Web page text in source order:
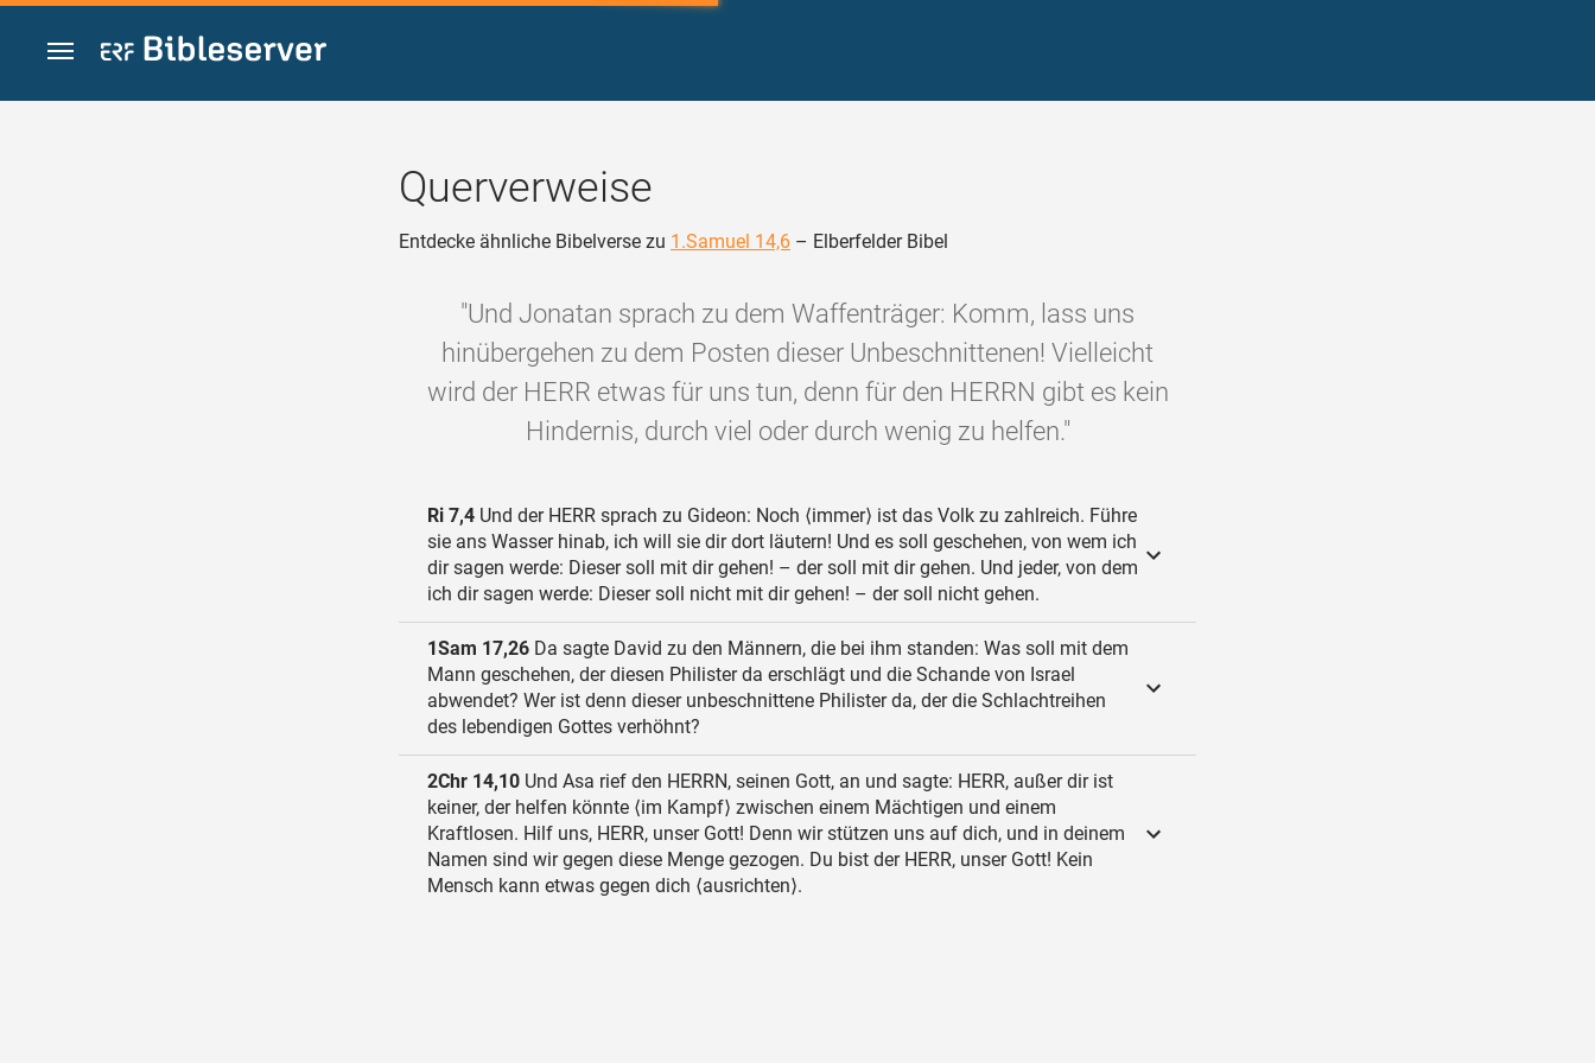
Zum Inhalt springen
Querverweise
Entdecke ähnliche Bibelverse zu 1.Samuel 14,6 – Elberfelder Bibel
"Und Jonatan sprach zu dem Waffenträger: Komm, lass uns
hinübergehen zu dem Posten dieser Unbeschnittenen! Vielleicht
wird der HERR etwas für uns tun, denn für den HERRN gibt es kein
Hindernis, durch viel oder durch wenig zu helfen."
Ri 7,4 Und der HERR sprach zu Gideon: Noch ⟨immer⟩ ist das Volk zu zahlreich. Führe
sie ans Wasser hinab, ich will sie dir dort läutern! Und es soll geschehen, von wem ich
dir sagen werde: Dieser soll mit dir gehen! – der soll mit dir gehen. Und jeder, von dem
ich dir sagen werde: Dieser soll nicht mit dir gehen! – der soll nicht gehen.
1Sam 17,26 Da sagte David zu den Männern, die bei ihm standen: Was soll mit dem
Mann geschehen, der diesen Philister da erschlägt und die Schande von Israel
abwendet? Wer ist denn dieser unbeschnittene Philister da, der die Schlachtreihen
des lebendigen Gottes verhöhnt?
2Chr 14,10 Und Asa rief den HERRN, seinen Gott, an und sagte: HERR, außer dir ist
keiner, der helfen könnte ⟨im Kampf⟩ zwischen einem Mächtigen und einem
Kraftlosen. Hilf uns, HERR, unser Gott! Denn wir stützen uns auf dich, und in deinem
Namen sind wir gegen diese Menge gezogen. Du bist der HERR, unser Gott! Kein
Mensch kann etwas gegen dich ⟨ausrichten⟩.